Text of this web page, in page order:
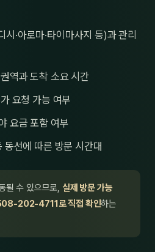
·아로마·타이마사지 등)과 관리
역과 도착 소요 시간
요청 가능 여부
요금 포함 여부
동선에 따른 방문 시간대
될 수 있으므로, 실제 방문 가능
202-4711로 직접 확인하는